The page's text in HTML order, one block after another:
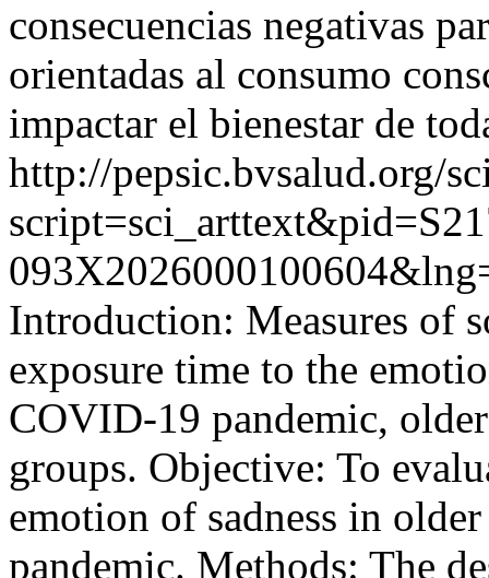
consecuencias negativas
orientadas al consumo
impactar el bienestar de
http://pepsic.bvsalud.org/
Introduction: Measures of
exposure time to the
COVID-19 pandemic,
groups. Objective: To
emotion of sadness in
pandemic. Methods: The